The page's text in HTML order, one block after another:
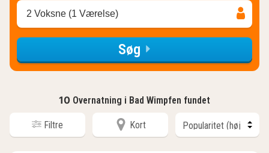
2 Voksne (1 Værelse)
Søg
10 Overnatning i Bad Wimpfen fundet
Filtre Kort